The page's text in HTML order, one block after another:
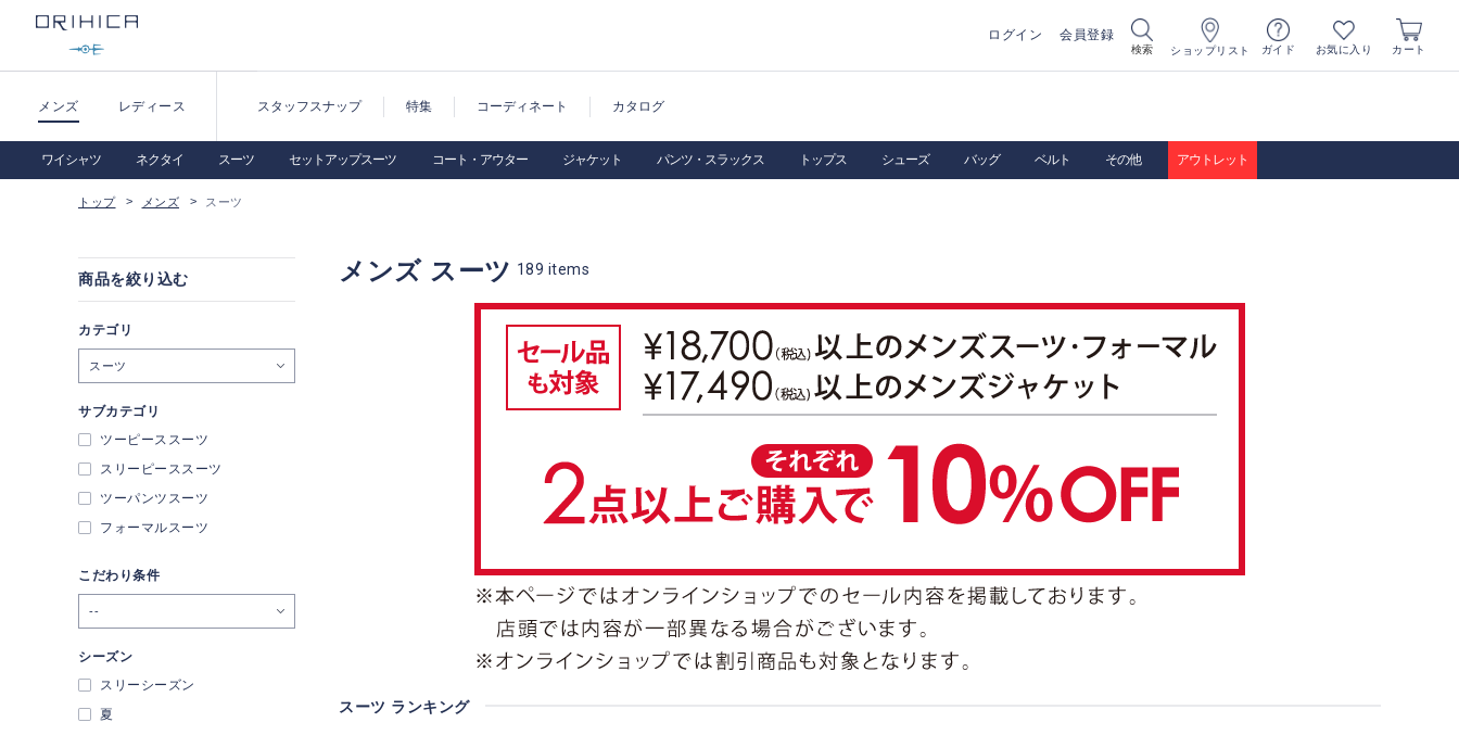
ログイン 会員登録
検索 ショップリスト ガイド お気に入り カート
メンズ レディース スタッフスナップ 特集 コーディネート カタログ
ワイシャツ ネクタイ スーツ セットアップスーツ コート・アウター ジャケット パンツ・スラックス トップス シューズ バッグ ベルト その他 アウトレット
トップ メンズ スーツ
メンズ スーツ 189 items
スーツ ランキング
商品を絞り込む
カテゴリ
スーツ
サブカテゴリ
ツーピーススーツ
スリーピーススーツ
ツーパンツスーツ
フォーマルスーツ
こだわり条件
--
シーズン
スリーシーズン
夏